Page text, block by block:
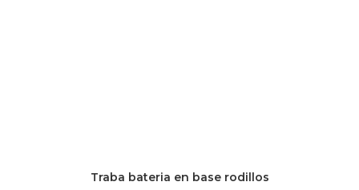
Traba bateria en base rodillos